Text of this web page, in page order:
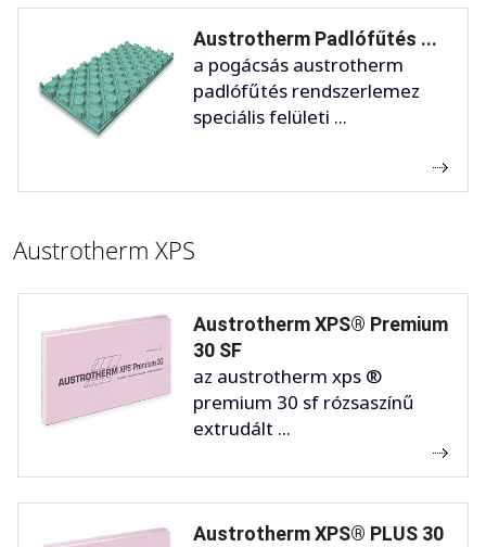
Austrotherm Padlófűtés ...
a pogácsás austrotherm
padlófűtés rendszerlemez
speciális felületi ...
Austrotherm XPS
Austrotherm XPS® Premium
30 SF
az austrotherm xps ®
premium 30 sf rózsaszínű
extrudált ...
Austrotherm XPS® PLUS 30